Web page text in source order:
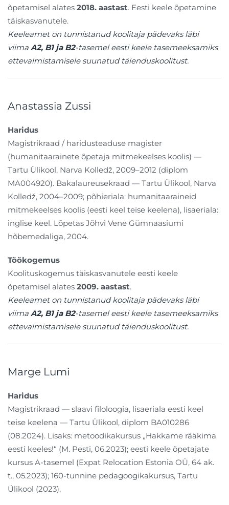
õpetamisel alates 2018. aastast. Eesti keele õpetamine
täiskasvanutele.
Keeleamet on tunnistanud koolitaja pädevaks läbi
viima A2, B1 ja B2-tasemel eesti keele tasemeeksamiks
ettevalmistamisele suunatud täienduskoolitust.
Anastassia Zussi
Haridus
Magistrikraad / haridusteaduse magister
(humanitaarainete õpetaja mitmekeelses koolis) —
Tartu Ülikool, Narva Kolledž, 2009–2012 (diplom
MA004920). Bakalaureusekraad — Tartu Ülikool, Narva
Kolledž, 2004–2009; põhieriala: humanitaaraineid
mitmekeelses koolis (eesti keel teise keelena), lisaeriala:
inglise keel. Lõpetas Jõhvi Vene Gümnaasiumi
hõbemedaliga, 2004.
Töökogemus
Koolituskogemus täiskasvanutele eesti keele
õpetamisel alates 2009. aastast.
Keeleamet on tunnistanud koolitaja pädevaks läbi
viima A2, B1 ja B2-tasemel eesti keele tasemeeksamiks
ettevalmistamisele suunatud täienduskoolitust.
Marge Lumi
Haridus
Magistrikraad — slaavi filoloogia, lisaeriala eesti keel
teise keelena — Tartu Ülikool, diplom BA010286
(08.2024). Lisaks: metoodikakursus „Hakkame rääkima
eesti keeles!“ (M. Pesti, 06.2023); eesti keele õpetajate
kursus A-tasemel (Expat Relocation Estonia OÜ, 64 ak.
t., 05.2023); 160-tunnine pedagoogikakursus, Tartu
Ülikool (2023).